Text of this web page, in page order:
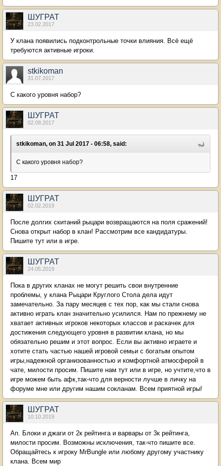
ШУГРАТ
23.02.2017
У клана появились подконтрольные точки влияния. Всё ещё
требуются активные игроки.
stkikoman
31.07.2017
С какого уровня набор?
ШУГРАТ
02.08.2017
stkikoman, on 31 Jul 2017 - 06:58, said:
С какого уровня набор?
17
ШУГРАТ
02.02.2019
После долгих скитаний рыцари возвращаются на поля сражений!
Снова открыт набор в клан! Рассмотрим все кандидатуры.
Пишите тут или в игре.
ШУГРАТ
24.05.2019
Пока в других кланах не могут решить свои внутренние
проблемы, у клана Рыцари Круглого Стола дела идут
замечательно. За пару месяцев с тех пор, как мы стали снова
активно играть клан значительно усилился. Нам по прежнему не
хватает активных игроков некоторых классов и раскачек для
достижения следующего уровня в развитии клана, но мы
обязательно решим и этот вопрос. Если вы активно играете и
хотите стать частью нашей игровой семьи с богатым опытом
игры,надежной организованностью и комфортной атмосферой в
чате, милости просим. Пишите нам тут или в игре, но учтите,что в
игре можем быть афк,так-что для верности лучше в личку на
форуме мне или другим нашим сокланам. Всем приятной игры!
ШУГРАТ
10.10.2019
Ап. Блоки и джаги от 2к рейтинга и варвары от 3к рейтинга,
милости просим. Возможны исключения, так-что пишите все.
Обращайтесь к игроку MrBungle или любому другому участнику
клана. Всем мир